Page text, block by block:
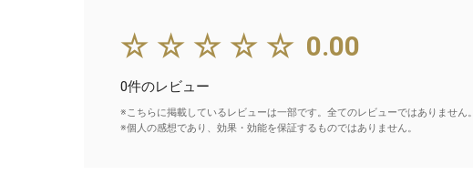
☆☆☆☆☆ 0.00
0件のレビュー
※こちらに掲載しているレビューは一部です。全てのレビューではありません。
※個人の感想であり、効果・効能を保証するものではありません。